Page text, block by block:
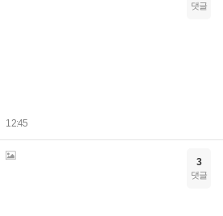
12:45
댓글
3
댓글